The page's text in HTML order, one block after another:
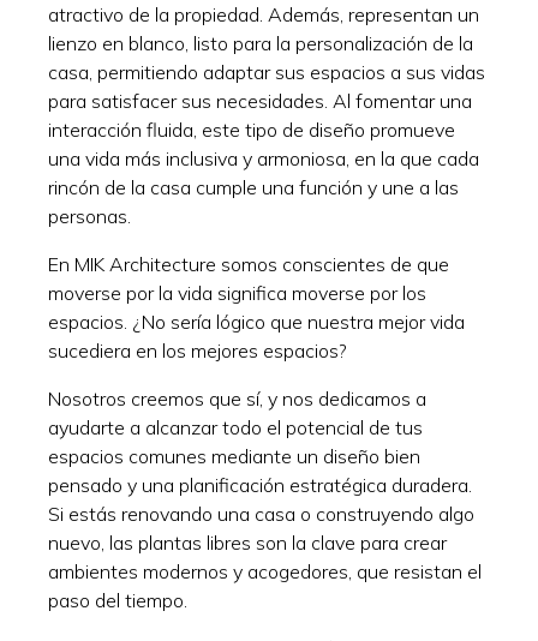
atractivo de la propiedad. Además, representan un
lienzo en blanco, listo para la personalización de la
casa, permitiendo adaptar sus espacios a sus vidas
para satisfacer sus necesidades. Al fomentar una
interacción fluida, este tipo de diseño promueve
una vida más inclusiva y armoniosa, en la que cada
rincón de la casa cumple una función y une a las
personas.
En MIK Architecture somos conscientes de que
moverse por la vida significa moverse por los
espacios. ¿No sería lógico que nuestra mejor vida
sucediera en los mejores espacios?
Nosotros creemos que sí, y nos dedicamos a
ayudarte a alcanzar todo el potencial de tus
espacios comunes mediante un diseño bien
pensado y una planificación estratégica duradera.
Si estás renovando una casa o construyendo algo
nuevo, las plantas libres son la clave para crear
ambientes modernos y acogedores, que resistan el
paso del tiempo.